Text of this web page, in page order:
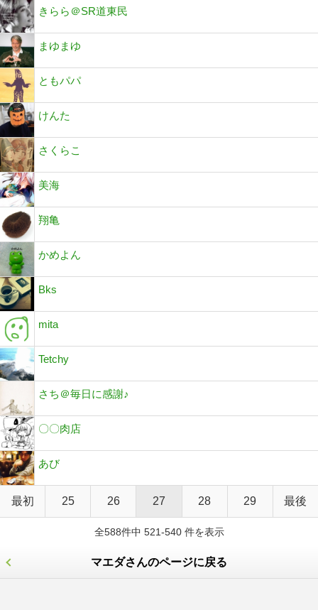
きらら＠SR道東民
まゆまゆ
ともパパ
けんた
さくらこ
美海
翔亀
かめよん
Bks
mita
Tetchy
さち＠毎日に感謝♪
〇〇肉店
あび
最初 25 26 27 28 29 最後
全588件中 521-540 件を表示
マエダさんのページに戻る